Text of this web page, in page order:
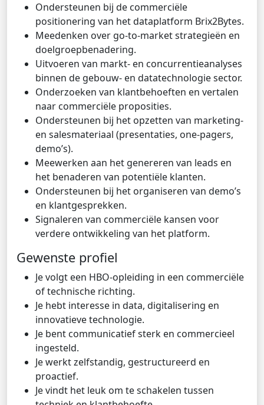
Ondersteunen bij de commerciële
positionering van het dataplatform Brix2Bytes.
Meedenken over go-to-market strategieën en
doelgroepbenadering.
Uitvoeren van markt- en concurrentieanalyses
binnen de gebouw- en datatechnologie sector.
Onderzoeken van klantbehoeften en vertalen
naar commerciële proposities.
Ondersteunen bij het opzetten van marketing-
en salesmateriaal (presentaties, one-pagers,
demo’s).
Meewerken aan het genereren van leads en
het benaderen van potentiële klanten.
Ondersteunen bij het organiseren van demo’s
en klantgesprekken.
Signaleren van commerciële kansen voor
verdere ontwikkeling van het platform.
Gewenste profiel
Je volgt een HBO-opleiding in een commerciële
of technische richting.
Je hebt interesse in data, digitalisering en
innovatieve technologie.
Je bent communicatief sterk en commercieel
ingesteld.
Je werkt zelfstandig, gestructureerd en
proactief.
Je vindt het leuk om te schakelen tussen